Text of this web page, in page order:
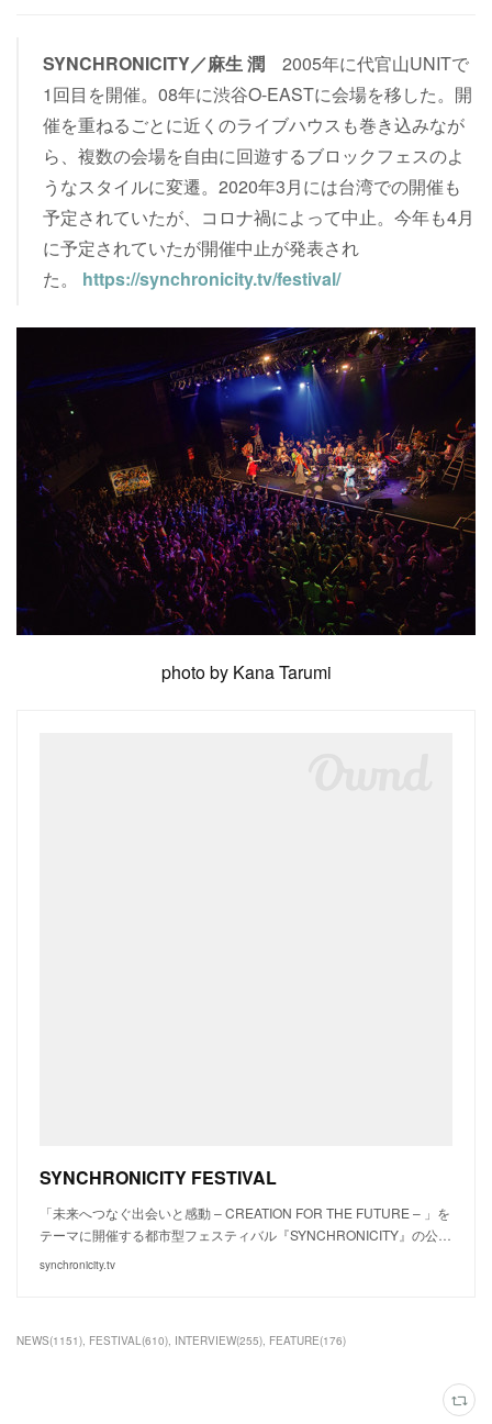
SYNCHRONICITY／麻生 潤2005年に代官山UNITで
1回目を開催。08年に渋谷O-EASTに会場を移した。開
催を重ねるごとに近くのライブハウスも巻き込みなが
ら、複数の会場を自由に回遊するブロックフェスのよ
うなスタイルに変遷。2020年3月には台湾での開催も
予定されていたが、コロナ禍によって中止。今年も4月
に予定されていたが開催中止が発表され
た。 https://synchronicity.tv/festival/
photo by Kana Tarumi
SYNCHRONICITY FESTIVAL
「未来へつなぐ出会いと感動 – CREATION FOR THE FUTURE – 」を
テーマに開催する都市型フェスティバル『SYNCHRONICITY』の公…
synchronicity.tv
NEWS(1151) FESTIVAL(610) INTERVIEW(255) FEATURE(176)